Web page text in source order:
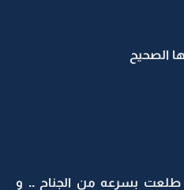
الصحيح
طلعت بسرعه من الجناح .. و